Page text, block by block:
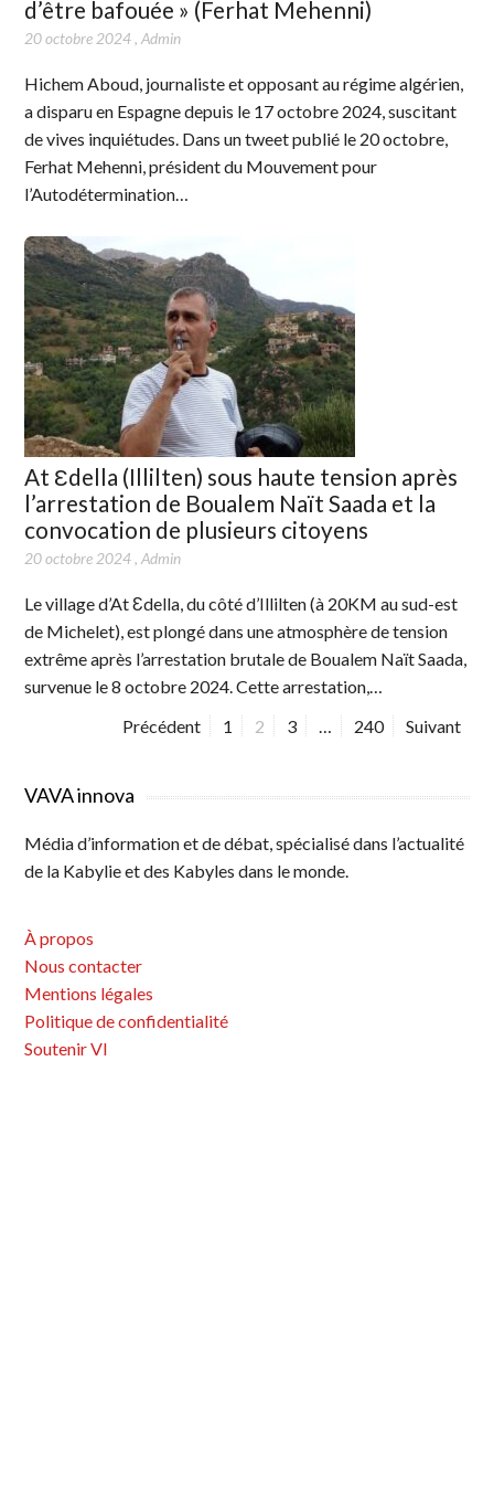
d’être bafouée » (Ferhat Mehenni)
20 octobre 2024,Admin
Hichem Aboud, journaliste et opposant au régime algérien,
a disparu en Espagne depuis le 17 octobre 2024, suscitant
de vives inquiétudes. Dans un tweet publié le 20 octobre,
Ferhat Mehenni, président du Mouvement pour
l’Autodétermination…
At Ɛdella (Illilten) sous haute tension après
l’arrestation de Boualem Naït Saada et la
convocation de plusieurs citoyens
20 octobre 2024,Admin
Le village d’At Ɛdella, du côté d’Illilten (à 20KM au sud-est
de Michelet), est plongé dans une atmosphère de tension
extrême après l’arrestation brutale de Boualem Naït Saada,
survenue le 8 octobre 2024. Cette arrestation,…
a
i
t
i
o
n
Précédent
P
1
P
2
P
3 …
P
240 Suivant
VAVA innova
Média d’information et de débat, spécialisé dans l’actualité
de la Kabylie et des Kabyles dans le monde.
À propos
Nous contacter
Mentions légales
Politique de confidentialité
Soutenir VI